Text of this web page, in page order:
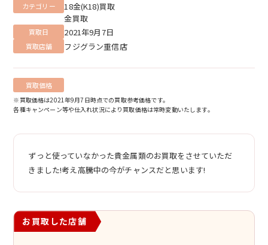
カテゴリー
18金(K18)買取
金買取
買取日 2021年9月7日
買取店舗 フジグラン重信店
買取価格
※買取価格は2021年9月7日時点での買取参考価格です。
各種キャンペーン等や仕入れ状況により買取価格は常時変動いたします。
ずっと使っていなかった貴金属類のお買取をさせていただ
きました!考え高騰中の今がチャンスだと思います!
お買取した店舗